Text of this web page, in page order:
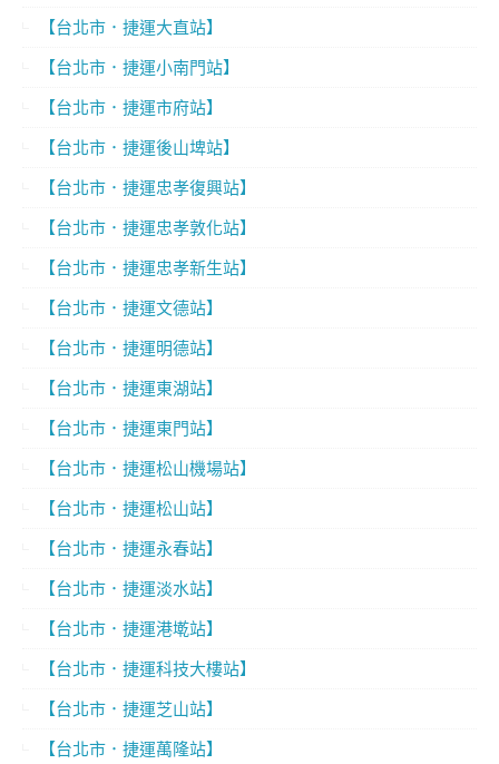
【台北市．捷運大直站】
【台北市．捷運小南門站】
【台北市．捷運市府站】
【台北市．捷運後山埤站】
【台北市．捷運忠孝復興站】
【台北市．捷運忠孝敦化站】
【台北市．捷運忠孝新生站】
【台北市．捷運文德站】
【台北市．捷運明德站】
【台北市．捷運東湖站】
【台北市．捷運東門站】
【台北市．捷運松山機場站】
【台北市．捷運松山站】
【台北市．捷運永春站】
【台北市．捷運淡水站】
【台北市．捷運港墘站】
【台北市．捷運科技大樓站】
【台北市．捷運芝山站】
【台北市．捷運萬隆站】